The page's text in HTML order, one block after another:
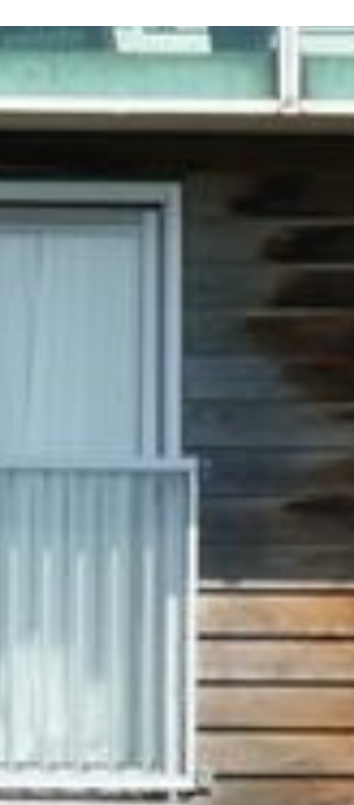
Forschungsaufenthalte an der
Universität Flensburg, Viadrina
Universität Lothringen, Universität
Doppelpromotion an der Universität
Luxemburg